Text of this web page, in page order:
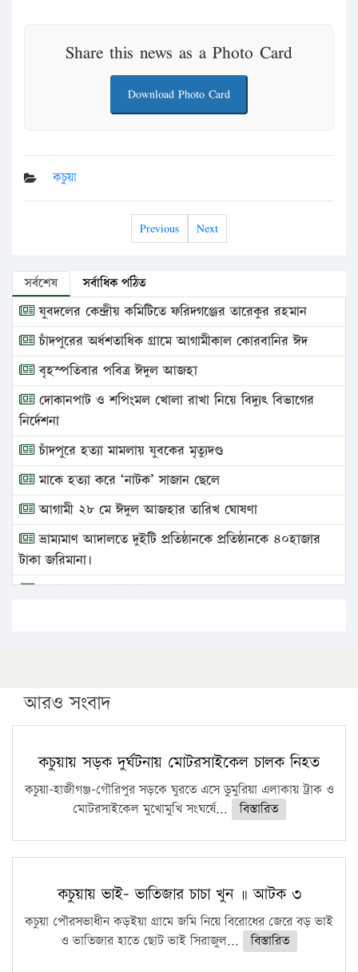
Share this news as a Photo Card
Download Photo Card
কচুয়া
Previous Next
সর্বশেষ সর্বাধিক পঠিত
যুবদলের কেন্দ্রীয় কমিটিতে ফরিদগঞ্জের তারেকুর রহমান
চাঁদপুরের অর্ধশতাধিক গ্রামে আগামীকাল কোরবানির ঈদ
বৃহস্পতিবার পবিত্র ঈদুল আজহা
দোকানপাট ও শপিংমল খোলা রাখা নিয়ে বিদ্যুৎ বিভাগের
নির্দেশনা
চাঁদপুরে হত্যা মামলায় যুবকের মৃত্যুদণ্ড
মাকে হত্যা করে ‘নাটক’ সাজান ছেলে
আগামী ২৮ মে ঈদুল আজহার তারিখ ঘোষণা
ভ্রাম্যমাণ আদালতে দুইটি প্রতিষ্ঠানকে প্রতিষ্ঠানকে ৪০হাজার
টাকা জরিমানা।
এবার লঞ্চের ভাড়া বাড়ল
পিএইচডি করছেন কুয়েটের কৃতি…
সারা দেশে বজ্রাঘাতে ১৪ জনের প্রাণহানি
কঠোর হচ্ছে এসএসসি ও এইচএসসি পরীক্ষা
ফরিদগঞ্জে আগুনে পুড়লো ৬ ব্যবসা প্রতিষ্ঠান
আরও সংবাদ
কচুয়ায় সড়ক দুর্ঘটনায় মোটরসাইকেল চালক নিহত
কচুয়া-হাজীগঞ্জ-গৌরিপুর সড়কে ঘুরতে এসে ডুমুরিয়া এলাকায় ট্রাক ও
মোটরসাইকেল মুখোমুখি সংঘর্ষে...
বিস্তারিত
কচুয়ায় ভাই- ভাতিজার চাচা খুন ॥ আটক ৩
কচুয়া পৌরসভাধীন কড়ইয়া গ্রামে জমি নিয়ে বিরোধের জেরে বড় ভাই
ও ভাতিজার হাতে ছোট ভাই সিরাজুল...
বিস্তারিত